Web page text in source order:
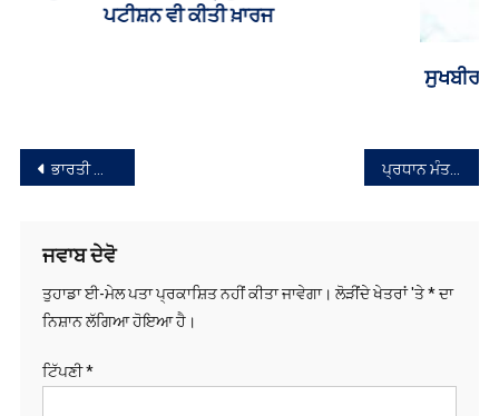
ਸੁਖਬੀਰ ਸਿੰਘ ਬਾਦਲ ਨੇ ਕੀਤੀ PM ਮੋਦੀ ਨਾਲ ਮੁਲਾਕਾਤ, ਸਿਆਸੀ
ਸੰਪਾਦਨਾ
ਭਾਰਤੀ ਵਿਦਿਆਰਥੀਆਂ ਦਾ ਬਰਤਾਨੀਆ ਦੀਆਂ ਉੱਚ ਸਿੱਖਿਆ ਸੰਸਥਾਵਾਂ ਤੋਂ ਹੋਣ ਲੱਗਾ ਮੋਹ ਭੰਗ ਪ੍ਰਧਾਨ ਮੰਤਰੀ ਨਰਿੰਦਰ ਮੋਦੀ ਅੱਜ ਪੰਜਾਬ ‘ਚ ਦੋ ਥਾਂਈਂ ਰੈਲੀਆਂ ਨੂੰ ਸੰਬੋਧਨ ਕਰਨਗੇ
ਜਵਾਬ ਦੇਵੋ
ਤੁਹਾਡਾ ਈ-ਮੇਲ ਪਤਾ ਪ੍ਰਕਾਸ਼ਿਤ ਨਹੀਂ ਕੀਤਾ ਜਾਵੇਗਾ। ਲੋੜੀਂਦੇ ਖੇਤਰਾਂ 'ਤੇ*ਦਾ
ਨਿਸ਼ਾਨ ਲੱਗਿਆ ਹੋਇਆ ਹੈ।
ਟਿੱਪਣੀ*